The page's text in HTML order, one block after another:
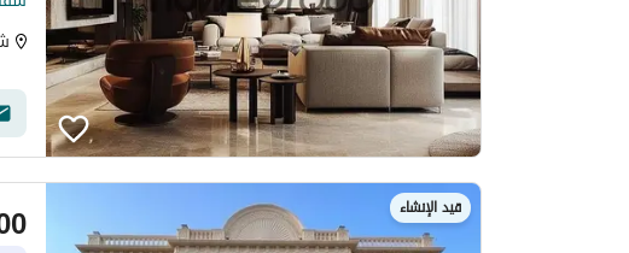
قيد الإنشاء